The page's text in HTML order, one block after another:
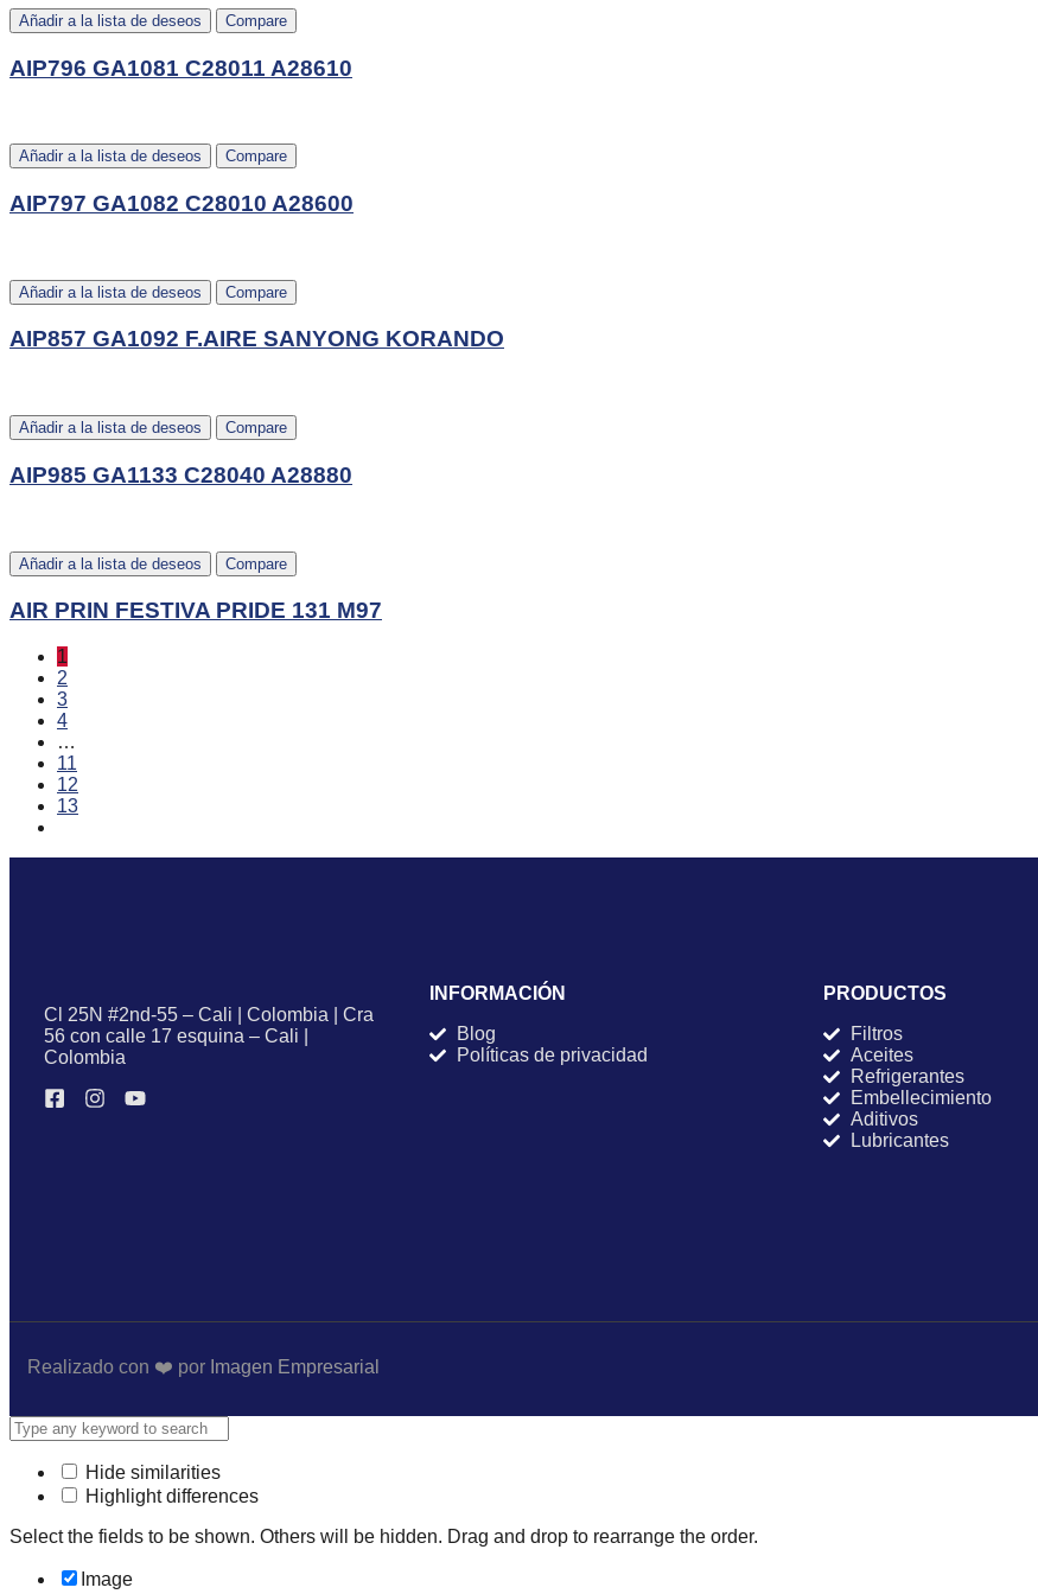
Añadir a la lista de deseos Compare
AIP796 GA1081 C28011 A28610
Añadir a la lista de deseos Compare
AIP797 GA1082 C28010 A28600
Añadir a la lista de deseos Compare
AIP857 GA1092 F.AIRE SANYONG KORANDO
Añadir a la lista de deseos Compare
AIP985 GA1133 C28040 A28880
Añadir a la lista de deseos Compare
AIR PRIN FESTIVA PRIDE 131 M97
1
2
3
4
…
11
12
13
Cl 25N #2nd-55 – Cali | Colombia | Cra
56 con calle 17 esquina – Cali |
Colombia
INFORMACIÓN
Blog
Políticas de privacidad
PRODUCTOS
Filtros
Aceites
Refrigerantes
Embellecimiento
Aditivos
Lubricantes
Realizado con ❤️ por Imagen Empresarial
Hide similarities
Highlight differences
Select the fields to be shown. Others will be hidden. Drag and drop to rearrange the order.
Image